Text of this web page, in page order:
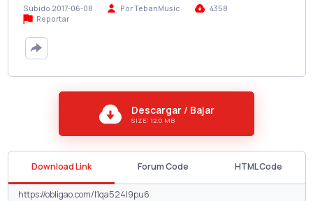
Subido 2017-06-08 Por TebanMusic
4358
Reportar
Descargar / Bajar
SIZE: 12.0 MB
Download Link Forum Code HTML Code